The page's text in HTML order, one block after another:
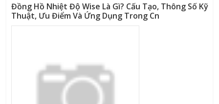
Đồng Hồ Nhiệt Độ Wise Là Gì? Cấu Tạo, Thông Số Kỹ
Thuật, Ưu Điểm Và Ứng Dụng Trong Cn